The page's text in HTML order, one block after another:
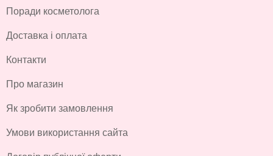
Поради косметолога
Доставка і оплата
Контакти
Про магазин
Як зробити замовлення
Умови використання сайта